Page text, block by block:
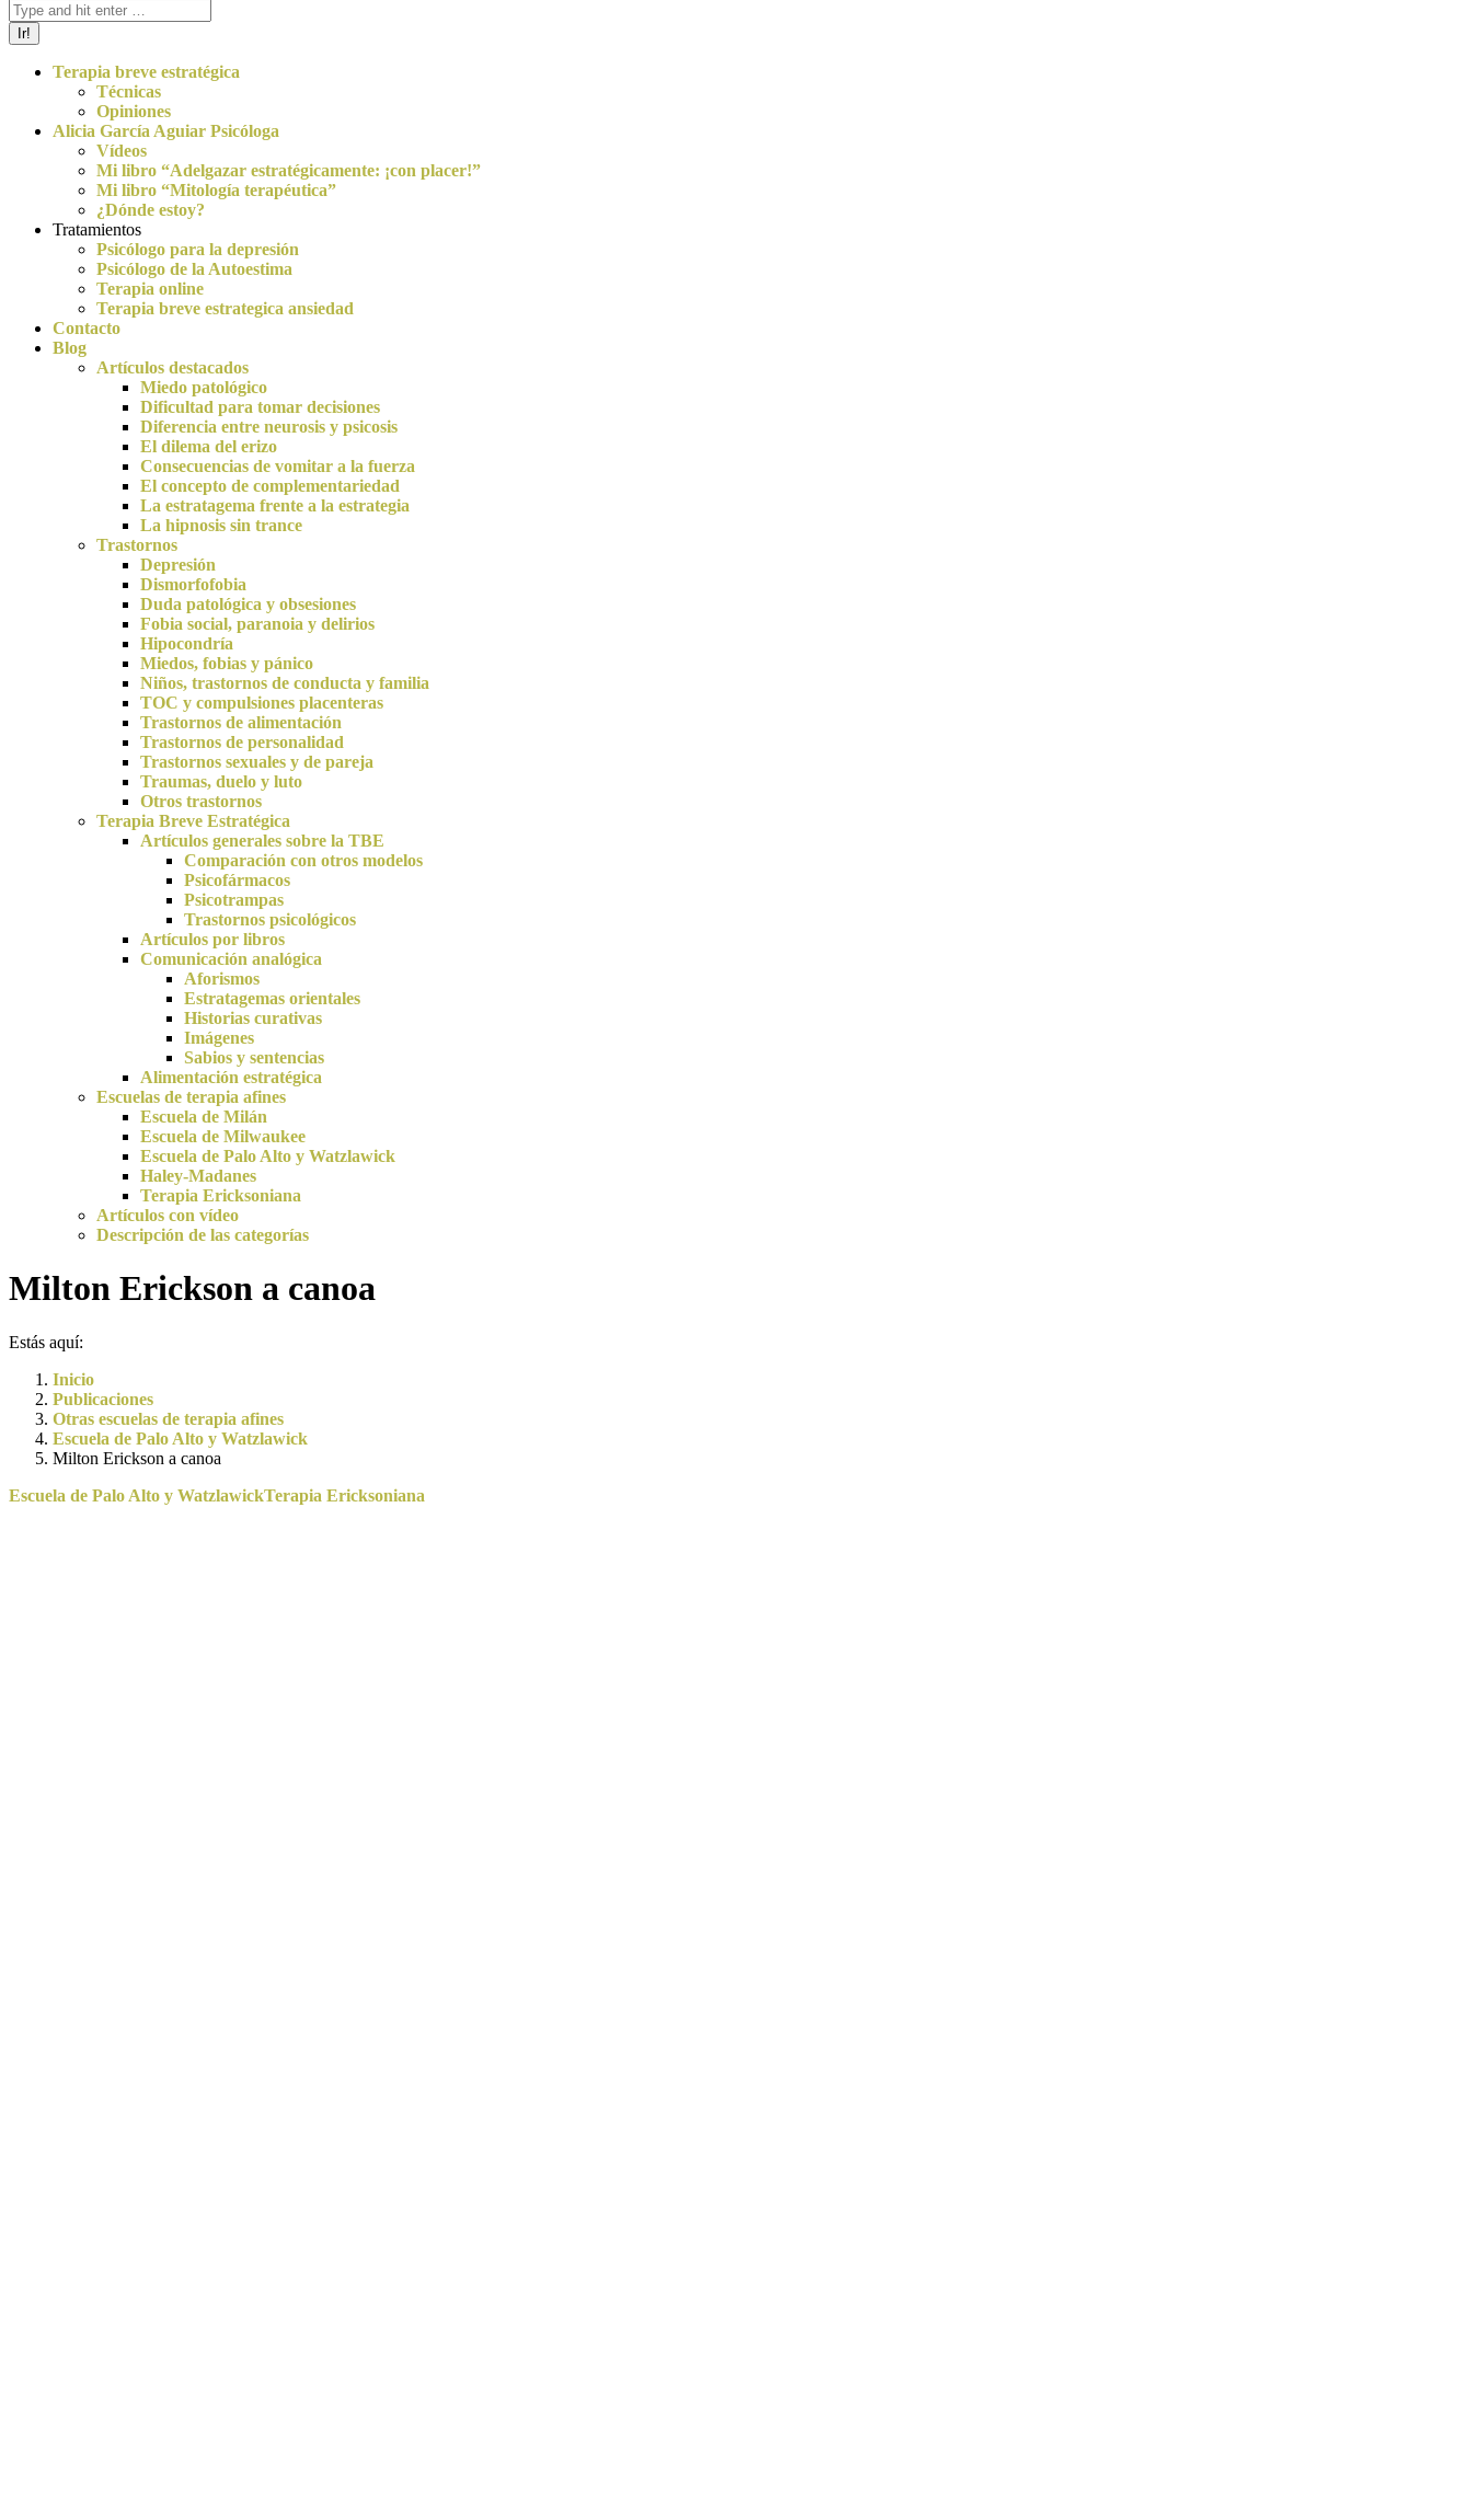
Terapia breve estratégica
Técnicas
Opiniones
Alicia García Aguiar Psicóloga
Vídeos
Mi libro “Adelgazar estratégicamente: ¡con placer!”
Mi libro “Mitología terapéutica”
¿Dónde estoy?
Tratamientos
Psicólogo para la depresión
Psicólogo de la Autoestima
Terapia online
Terapia breve estrategica ansiedad
Contacto
Blog
Artículos destacados
Miedo patológico
Dificultad para tomar decisiones
Diferencia entre neurosis y psicosis
El dilema del erizo
Consecuencias de vomitar a la fuerza
El concepto de complementariedad
La estratagema frente a la estrategia
La hipnosis sin trance
Trastornos
Depresión
Dismorfofobia
Duda patológica y obsesiones
Fobia social, paranoia y delirios
Hipocondría
Miedos, fobias y pánico
Niños, trastornos de conducta y familia
TOC y compulsiones placenteras
Trastornos de alimentación
Trastornos de personalidad
Trastornos sexuales y de pareja
Traumas, duelo y luto
Otros trastornos
Terapia Breve Estratégica
Artículos generales sobre la TBE
Comparación con otros modelos
Psicofármacos
Psicotrampas
Trastornos psicológicos
Artículos por libros
Comunicación analógica
Aforismos
Estratagemas orientales
Historias curativas
Imágenes
Sabios y sentencias
Alimentación estratégica
Escuelas de terapia afines
Escuela de Milán
Escuela de Milwaukee
Escuela de Palo Alto y Watzlawick
Haley-Madanes
Terapia Ericksoniana
Artículos con vídeo
Descripción de las categorías
Milton Erickson a canoa
Estás aquí:
Inicio
Publicaciones
Otras escuelas de terapia afines
Escuela de Palo Alto y Watzlawick
Milton Erickson a canoa
Escuela de Palo Alto y WatzlawickTerapia Ericksoniana